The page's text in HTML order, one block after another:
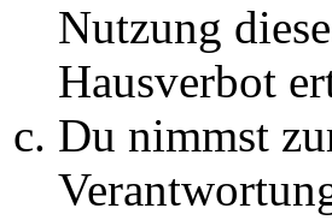
Nutzung
Hausverbot
Du nimmst